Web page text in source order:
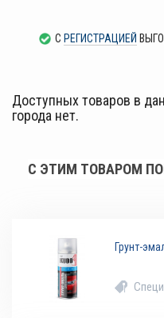
С РЕГИСТРАЦИЕЙ
Доступных товаров в
города нет.
С ЭТИМ ТОВАРОМ
Грунт-